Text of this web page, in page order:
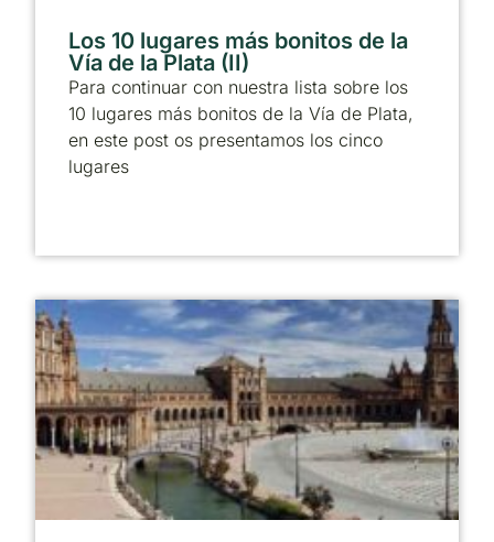
Los 10 lugares más bonitos de la
Vía de la Plata (II)
Para continuar con nuestra lista sobre los
10 lugares más bonitos de la Vía de Plata,
en este post os presentamos los cinco
lugares